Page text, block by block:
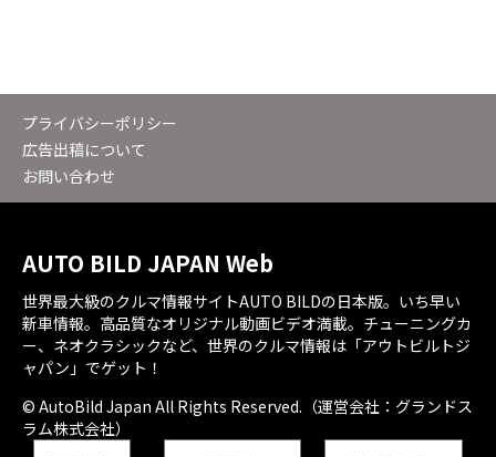
プライバシーポリシー
広告出稿について
お問い合わせ
AUTO BILD JAPAN Web
世界最大級のクルマ情報サイトAUTO BILDの日本版。いち早い
新車情報。高品質なオリジナル動画ビデオ満載。チューニングカ
ー、ネオクラシックなど、世界のクルマ情報は「アウトビルトジ
ャパン」でゲット！
© AutoBild Japan All Rights Reserved.（運営会社：グランドス
ラム株式会社）